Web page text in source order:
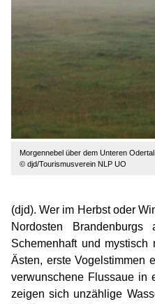
Morgennebel über dem Unteren
© djd/Tourismusverein NLP UO
(djd). Wer im Herbst oder
Nordosten
Schemenhaft und
Ästen, erste Vogelstimmen
verwunschene Flussaue in
zeigen sich unzählige